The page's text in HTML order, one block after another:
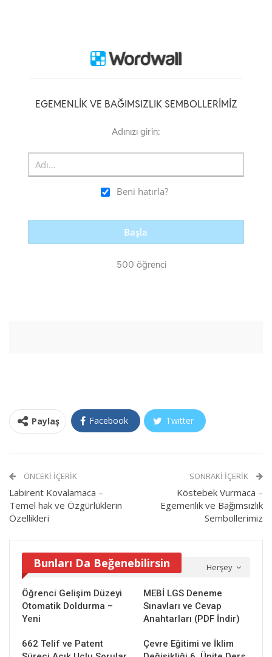
Paylaş Facebook Twitter
ÖNCEKI İÇERIK
Labirent Kovalamaca –
Temel hak ve Özgürlüklerin
Özellikleri
SONRAKI İÇERIK
Köstebek Vurmaca –
Egemenlik ve Bağımsızlık
Sembollerimiz
Herşey
Bunları Da Beğenebilirsin
Öğrenci Gelişim Düzeyi
Otomatik Doldurma –
Yeni
MEBİ LGS Deneme
Sınavları ve Cevap
Anahtarları (PDF İndir)
662 Telif ve Patent
Çevre Eğitimi ve İklim